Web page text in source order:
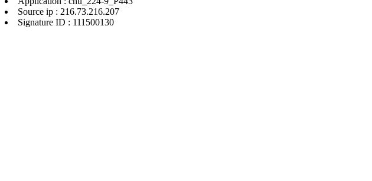
Source ip : 216.73.216.207
Signature ID : 111500130